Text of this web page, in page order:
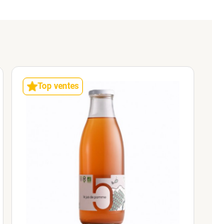
Top ventes